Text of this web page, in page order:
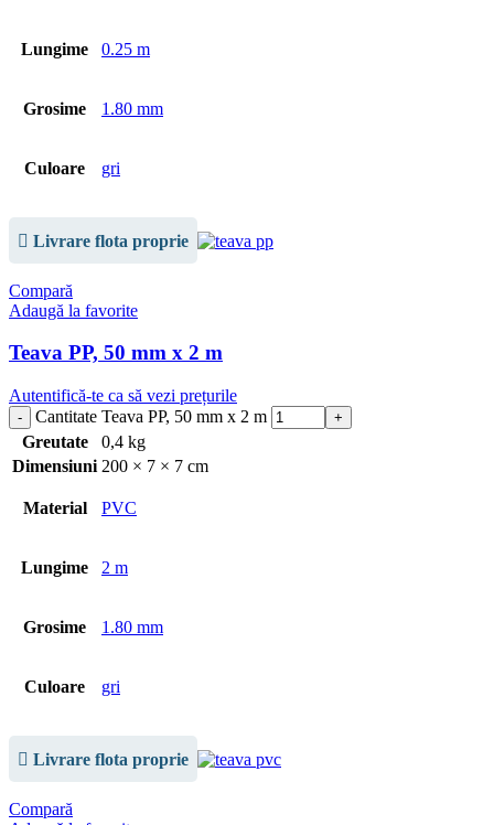
Lungime 0.25 m
Grosime 1.80 mm
Culoare gri
Livrare flota proprie
Compară
Adaugă la favorite
Teava PP, 50 mm x 2 m
Autentifică-te ca să vezi prețurile
Cantitate Teava PP, 50 mm x 2 m
Greutate
0,4 kg
Dimensiuni 200 × 7 × 7 cm
Material PVC
Lungime 2 m
Grosime 1.80 mm
Culoare gri
Livrare flota proprie
Compară